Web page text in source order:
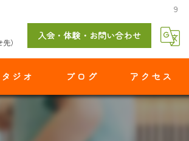
９
）
入会・体験・お問い合わせ
ジオ ブログ アクセス
マイダンスショップ 出花スタジオ